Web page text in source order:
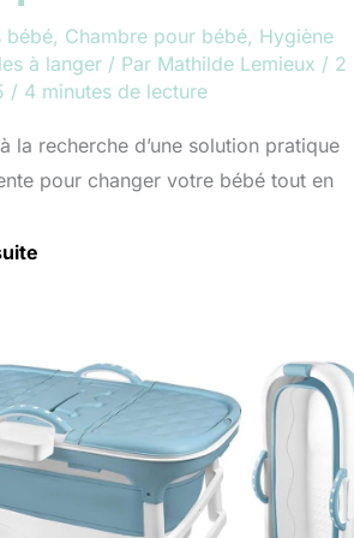
bébé, Chambre pour bébé, Hygiène
à langer / Par Mathilde Lemieux / 2
/ 4 minutes de lecture
la recherche d’une solution pratique
pour changer votre bébé tout en